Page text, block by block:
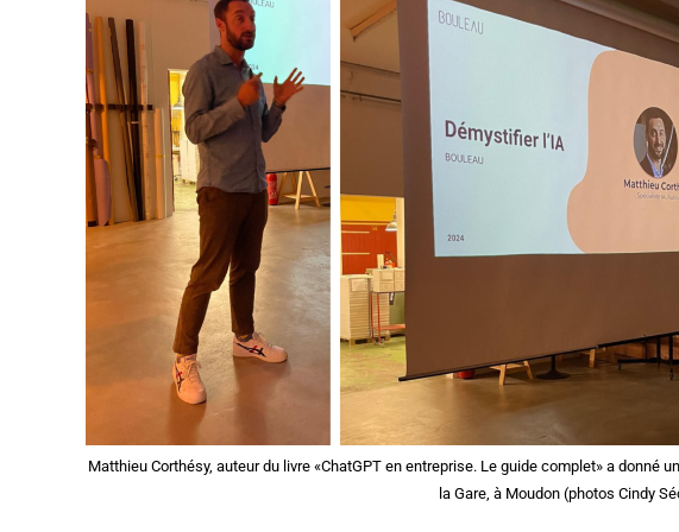
Matthieu Corthésy, auteur du livre «ChatGPT en entreprise. Le guide complet» a donné
la Gare, à Moudon (photos Cindy